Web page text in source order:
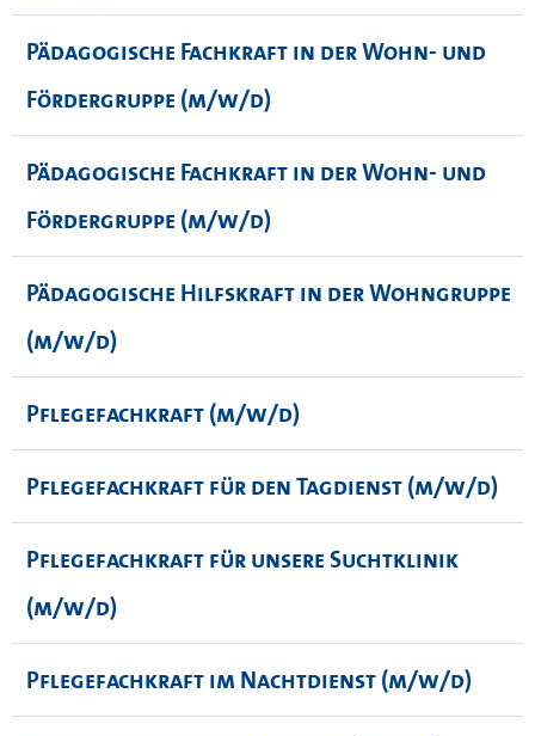
Pädagogische Fachkraft in der Wohn- und
Fördergruppe (m/w/d)
Pädagogische Fachkraft in der Wohn- und
Fördergruppe (m/w/d)
Pädagogische Hilfskraft in der Wohngruppe
(m/w/d)
Pflegefachkraft (m/w/d)
Pflegefachkraft für den Tagdienst (m/w/d)
Pflegefachkraft für unsere Suchtklinik
(m/w/d)
Pflegefachkraft im Nachtdienst (m/w/d)